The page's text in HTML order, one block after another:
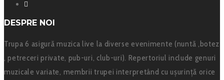
DESPRE NOI
Trupa 6 asigură muzica live la diverse evenimente (nuntă ,botez
, petreceri private, pub-uri, club-uri). Repertoriul include genuri
muzicale variate, membrii trupei interpretând cu ușurință orice